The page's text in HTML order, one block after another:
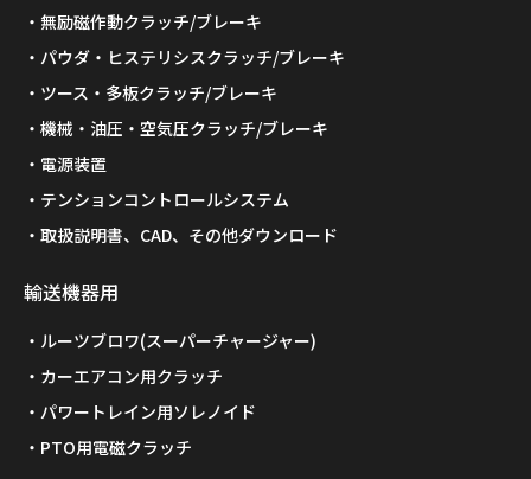
無励磁作動クラッチ/ブレーキ
パウダ・ヒステリシスクラッチ/ブレーキ
ツース・多板クラッチ/ブレーキ
機械・油圧・空気圧クラッチ/ブレーキ
電源装置
テンションコントロールシステム
取扱説明書、CAD、その他ダウンロード
輸送機器用
ルーツブロワ(スーパーチャージャー)
カーエアコン用クラッチ
パワートレイン用ソレノイド
PTO用電磁クラッチ